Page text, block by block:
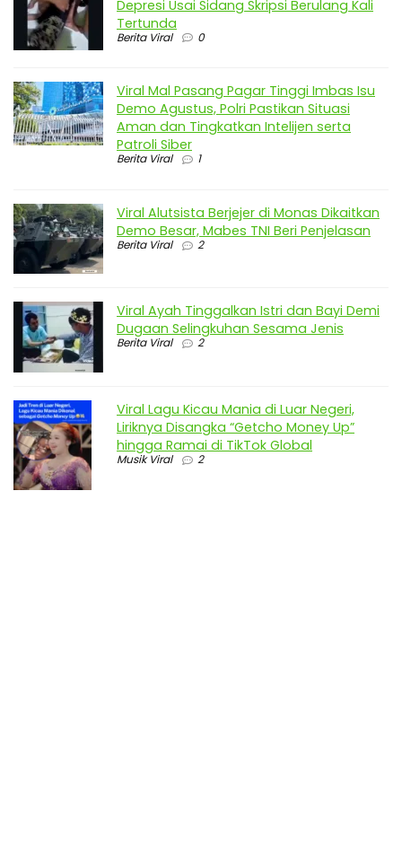
Depresi Usai Sidang Skripsi Berulang Kali
Tertunda
Berita Viral 0
Viral Mal Pasang Pagar Tinggi Imbas Isu
Demo Agustus, Polri Pastikan Situasi
Aman dan Tingkatkan Intelijen serta
Patroli Siber
Berita Viral 1
Viral Alutsista Berjejer di Monas Dikaitkan
Demo Besar, Mabes TNI Beri Penjelasan
Berita Viral 2
Viral Ayah Tinggalkan Istri dan Bayi Demi
Dugaan Selingkuhan Sesama Jenis
Berita Viral 2
Viral Lagu Kicau Mania di Luar Negeri,
Liriknya Disangka “Getcho Money Up”
hingga Ramai di TikTok Global
Musik Viral 2